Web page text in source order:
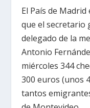
El País de
que el secretario
delegado de la
Antonio
miércoles 344
300 euros (unos
tantos